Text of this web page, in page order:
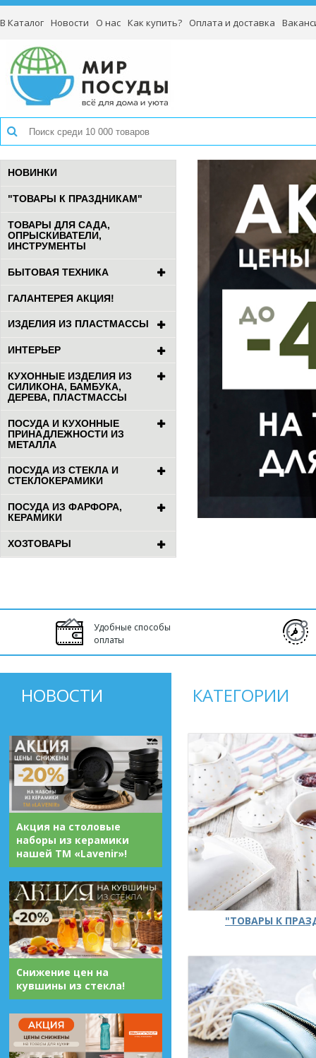
В Каталог Новости О нас Как купить? Оплата и доставка
НОВИНКИ
"ТОВАРЫ К ПРАЗДНИКАМ"
ТОВАРЫ ДЛЯ САДА,
ОПРЫСКИВАТЕЛИ,
ИНСТРУМЕНТЫ
БЫТОВАЯ ТЕХНИКА
ГАЛАНТЕРЕЯ АКЦИЯ!
ИЗДЕЛИЯ ИЗ ПЛАСТМАССЫ
ИНТЕРЬЕР
КУХОННЫЕ ИЗДЕЛИЯ ИЗ
СИЛИКОНА, БАМБУКА,
ДЕРЕВА, ПЛАСТМАССЫ
ПОСУДА И КУХОННЫЕ
ПРИНАДЛЕЖНОСТИ ИЗ
МЕТАЛЛА
ПОСУДА ИЗ СТЕКЛА И
СТЕКЛОКЕРАМИКИ
ПОСУДА ИЗ ФАРФОРА,
КЕРАМИКИ
ХОЗТОВАРЫ
Удобные способы
оплаты
НОВОСТИ
Акция на столовые
наборы из керамики
нашей ТМ «Lavenir»!
Снижение цен на
кувшины из стекла!
КАТЕГОРИИ
"ТОВАРЫ К